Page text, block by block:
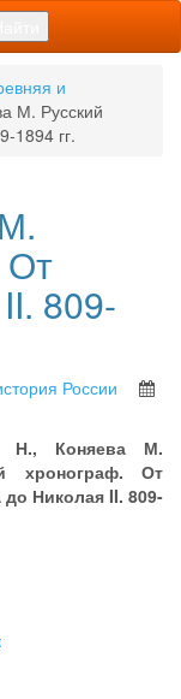
и
М. Русский
1894 гг.
От
809-
России
Н., Коняева М.
хронограф. От
Николая II. 809-